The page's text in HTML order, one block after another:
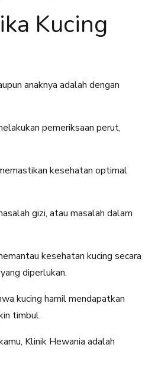
Kucing
anaknya adalah dengan
pemeriksaan perut,
kesehatan optimal
gizi, atau masalah dalam
kesehatan kucing secara
diperlukan.
kucing hamil mendapatkan
timbul.
Klinik Hewania adalah